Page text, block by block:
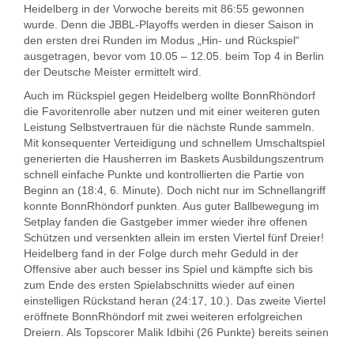
Heidelberg in der Vorwoche bereits mit 86:55 gewonnen
wurde. Denn die JBBL-Playoffs werden in dieser Saison in
den ersten drei Runden im Modus „Hin- und Rückspiel“
ausgetragen, bevor vom 10.05 – 12.05. beim Top 4 in Berlin
der Deutsche Meister ermittelt wird.
Auch im Rückspiel gegen Heidelberg wollte BonnRhöndorf
die Favoritenrolle aber nutzen und mit einer weiteren guten
Leistung Selbstvertrauen für die nächste Runde sammeln.
Mit konsequenter Verteidigung und schnellem Umschaltspiel
generierten die Hausherren im Baskets Ausbildungszentrum
schnell einfache Punkte und kontrollierten die Partie von
Beginn an (18:4, 6. Minute). Doch nicht nur im Schnellangriff
konnte BonnRhöndorf punkten. Aus guter Ballbewegung im
Setplay fanden die Gastgeber immer wieder ihre offenen
Schützen und versenkten allein im ersten Viertel fünf Dreier!
Heidelberg fand in der Folge durch mehr Geduld in der
Offensive aber auch besser ins Spiel und kämpfte sich bis
zum Ende des ersten Spielabschnitts wieder auf einen
einstelligen Rückstand heran (24:17, 10.). Das zweite Viertel
eröffnete BonnRhöndorf mit zwei weiteren erfolgreichen
Dreiern. Als Topscorer Malik Idbihi (26 Punkte) bereits seinen